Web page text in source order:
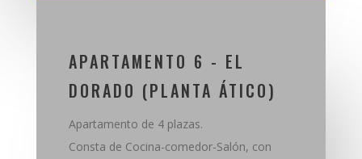
APARTAMENTO 6 - EL
DORADO (PLANTA ÁTICO)
Apartamento de 4 plazas.
Consta de Cocina-comedor-Salón, con